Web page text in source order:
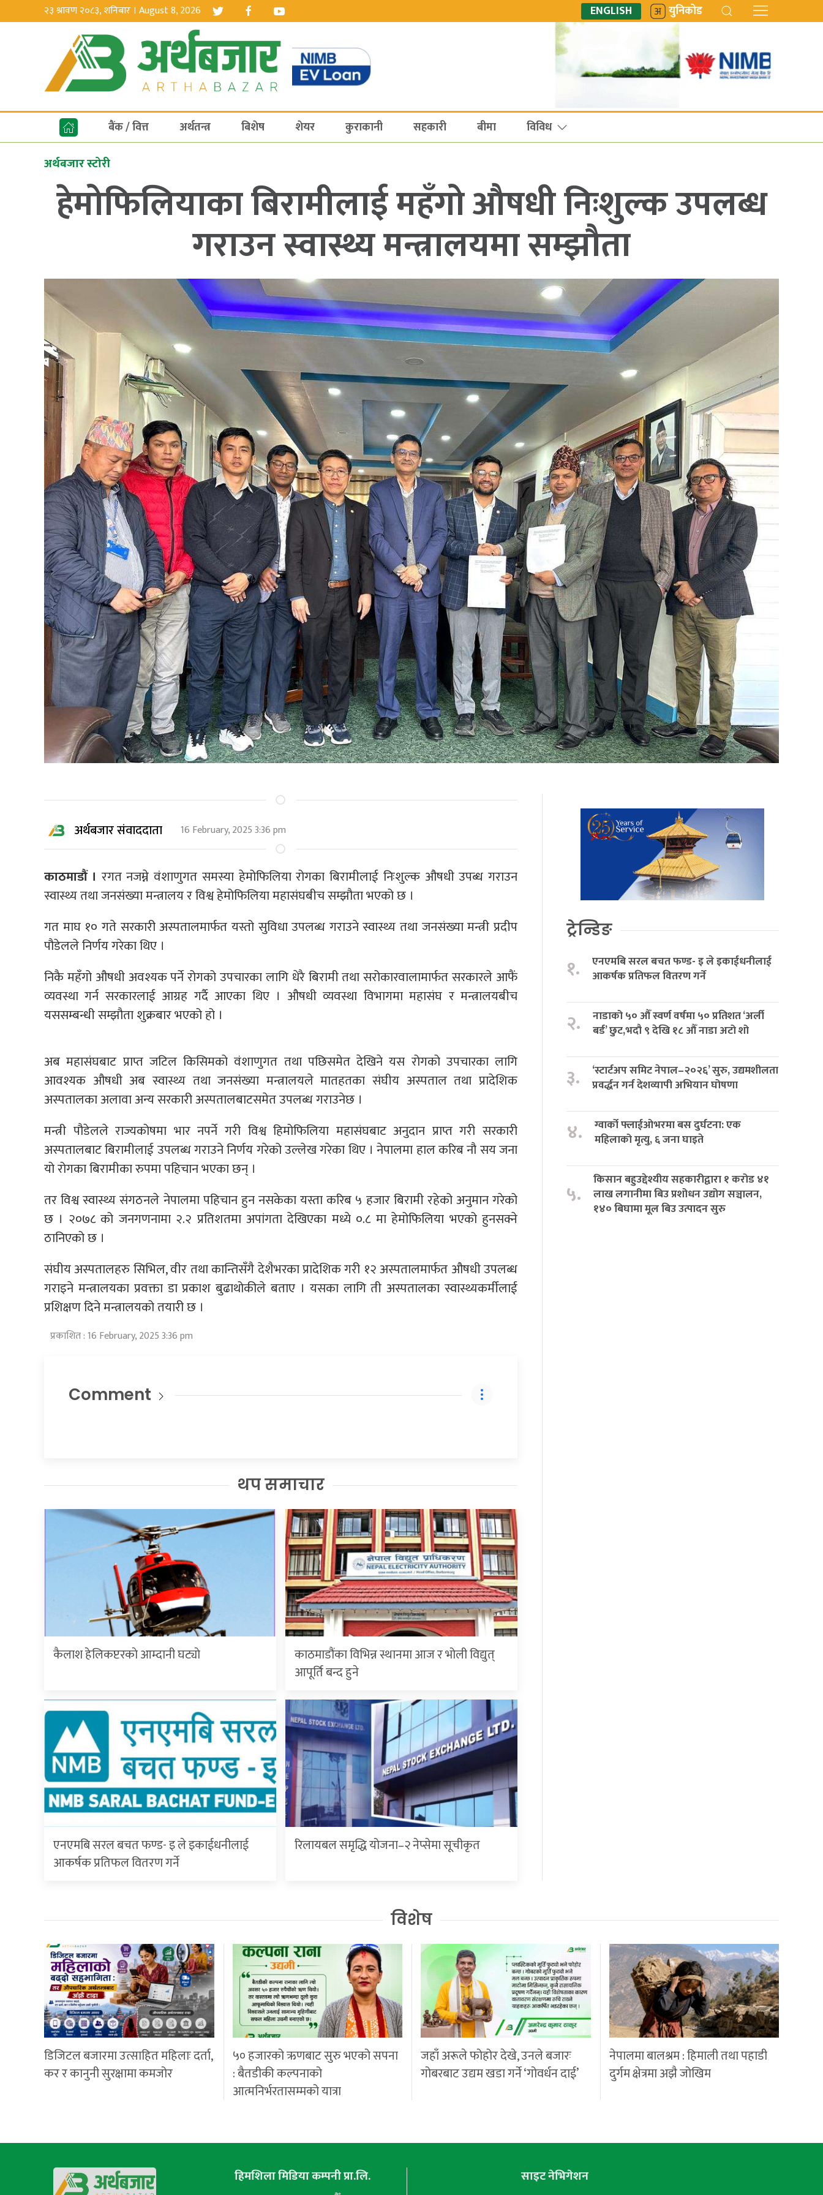
२३ श्रावण २०८३, शनिबार । August 8, 2026 ENGLISH युनिकोड
बैंक / वित्त अर्थतन्त्र बिशेष शेयर कुराकानी सहकारी बीमा विविध
अर्थबजार स्टोरी
हेमोफिलियाका बिरामीलाई महँगो औषधी निःशुल्क उपलब्ध
गराउन स्वास्थ्य मन्त्रालयमा सम्झौता
अर्थबजार संवाददाता 16 February, 2025 3:36 pm
काठमाडौं । रगत नजम्ने वंशाणुगत समस्या हेमोफिलिया रोगका बिरामीलाई निःशुल्क औषधी उपब्ध गराउन
स्वास्थ्य तथा जनसंख्या मन्त्रालय र विश्व हेमोफिलिया महासंघबीच सम्झौता भएको छ ।
गत माघ १० गते सरकारी अस्पतालमार्फत यस्तो सुविधा उपलब्ध गराउने स्वास्थ्य तथा जनसंख्या मन्त्री प्रदीप
पौडेलले निर्णय गरेका थिए ।
निकै महँगो औषधी अवश्यक पर्ने रोगको उपचारका लागि धेरै बिरामी तथा सरोकारवालामार्फत सरकारले आफैं
व्यवस्था गर्न सरकारलाई आग्रह गर्दै आएका थिए । औषधी व्यवस्था विभागमा महासंघ र मन्त्रालयबीच
यससम्बन्धी सम्झौता शुक्रबार भएको हो ।
अब महासंघबाट प्राप्त जटिल किसिमको वंशाणुगत तथा पछिसमेत देखिने यस रोगको उपचारका लागि
आवश्यक औषधी अब स्वास्थ्य तथा जनसंख्या मन्त्रालयले मातहतका संघीय अस्पताल तथा प्रादेशिक
अस्पतालका अलावा अन्य सरकारी अस्पतालबाटसमेत उपलब्ध गराउनेछ ।
मन्त्री पौडेलले राज्यकोषमा भार नपर्ने गरी विश्व हिमोफिलिया महासंघबाट अनुदान प्राप्त गरी सरकारी
अस्पतालबाट बिरामीलाई उपलब्ध गराउने निर्णय गरेको उल्लेख गरेका थिए । नेपालमा हाल करिब नौ सय जना
यो रोगका बिरामीका रुपमा पहिचान भएका छन् ।
तर विश्व स्वास्थ्य संगठनले नेपालमा पहिचान हुन नसकेका यस्ता करिब ५ हजार बिरामी रहेको अनुमान गरेको
छ । २०७८ को जनगणनामा २.२ प्रतिशतमा अपांगता देखिएका मध्ये ०.८ मा हेमोफिलिया भएको हुनसक्ने
ठानिएको छ ।
संघीय अस्पतालहरु सिभिल, वीर तथा कान्तिसँगै देशैभरका प्रादेशिक गरी १२ अस्पतालमार्फत औषधी उपलब्ध
गराइने मन्त्रालयका प्रवक्ता डा प्रकाश बुढाथोकीले बताए । यसका लागि ती अस्पतालका स्वास्थ्यकर्मीलाई
प्रशिक्षण दिने मन्त्रालयको तयारी छ ।
प्रकाशित : 16 February, 2025 3:36 pm
Comment
थप समाचार
कैलाश हेलिकप्टरकाे आम्दानी घट्याे
काठमाडौंका विभिन्न स्थानमा आज र भोली विद्युत्
आपूर्ति बन्द हुने
एनएमबि सरल बचत फण्ड- इ ले इकाईधनीलाई
आकर्षक प्रतिफल वितरण गर्ने
रिलायबल समृद्धि योजना–२ नेप्सेमा सूचीकृत
ट्रेन्डिङ
१.
एनएमबि सरल बचत फण्ड- इ ले इकाईधनीलाई
आकर्षक प्रतिफल वितरण गर्ने
२.
नाडाको ५० औँ स्वर्ण वर्षमा ५० प्रतिशत ‘अर्ली
बर्ड’ छुट,भदौ ९ देखि १८ औँ नाडा अटो शो
३.
‘स्टार्टअप समिट नेपाल–२०२६’ सुरु, उद्यमशीलता
प्रवर्द्धन गर्न देशव्यापी अभियान घोषणा
४.
ग्वार्को फ्लाईओभरमा बस दुर्घटना: एक
महिलाको मृत्यु, ६ जना घाइते
५.
किसान बहुउद्देश्यीय सहकारीद्वारा १ करोड ४१
लाख लगानीमा बिउ प्रशोधन उद्योग सञ्चालन,
१४० बिघामा मूल बिउ उत्पादन सुरु
विशेष
डिजिटल बजारमा उत्साहित महिलाः दर्ता,
कर र कानुनी सुरक्षामा कमजोर
५० हजारको ऋणबाट सुरु भएको सपना
: बैतडीकी कल्पनाको
आत्मनिर्भरतासम्मको यात्रा
जहाँ अरूले फोहोर देखे, उनले बजारः
गोबरबाट उद्यम खडा गर्ने ‘गोवर्धन दाई’
नेपालमा बालश्रम : हिमाली तथा पहाडी
दुर्गम क्षेत्रमा अझै जोखिम
हिमशिला मिडिया कम्पनी प्रा.लि.
साइट नेभिगेशन